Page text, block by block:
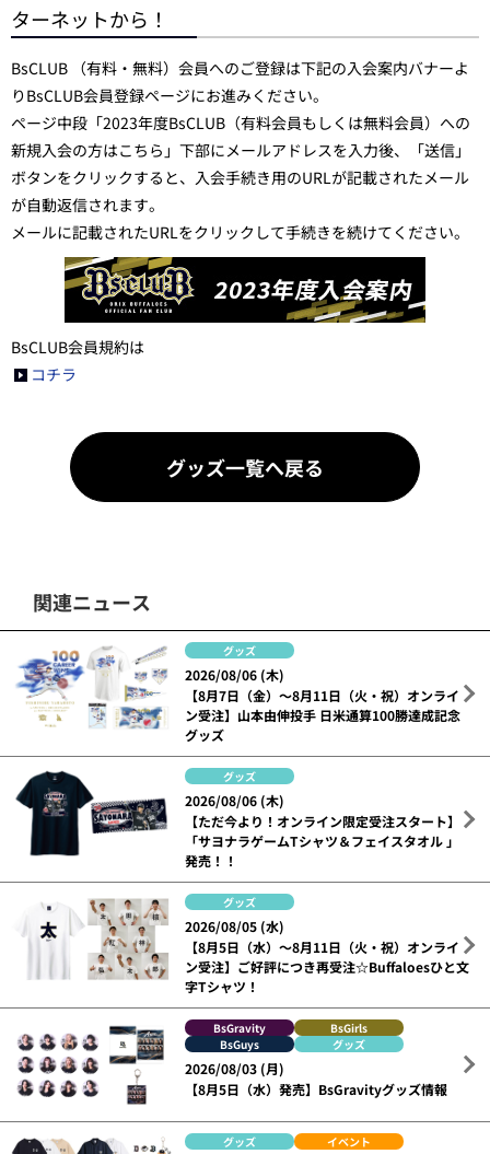
ターネットから！
BsCLUB （有料・無料）会員へのご登録は下記の入会案内バナーよ
りBsCLUB会員登録ページにお進みください。
ページ中段「2023年度BsCLUB（有料会員もしくは無料会員）への
新規入会の方はこちら」下部にメールアドレスを入力後、「送信」
ボタンをクリックすると、入会手続き用のURLが記載されたメール
が自動返信されます。
メールに記載されたURLをクリックして手続きを続けてください。
BsCLUB会員規約は
コチラ
グッズ一覧へ戻る
関連ニュース
グッズ
2026/08/06 (木)
【8月7日（金）～8月11日（火・祝）オンライ
ン受注】山本由伸投手 日米通算100勝達成記念
グッズ
グッズ
2026/08/06 (木)
【ただ今より！オンライン限定受注スタート】
「サヨナラゲームTシャツ＆フェイスタオル 」
発売！！
グッズ
2026/08/05 (水)
【8月5日（水）～8月11日（火・祝）オンライ
ン受注】ご好評につき再受注☆Buffaloesひと文
字Tシャツ！
BsGravity
BsGirls
BsGuys
グッズ
2026/08/03 (月)
【8月5日（水）発売】BsGravityグッズ情報
グッズ イベント